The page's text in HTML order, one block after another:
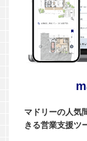
マドリーの人気
きる営業支援ツ